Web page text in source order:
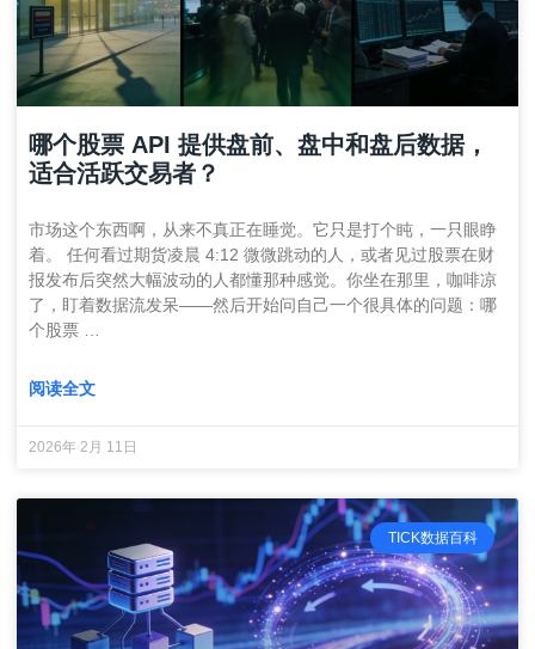
哪个股票 API 提供盘前、盘中和盘后数据，
适合活跃交易者？
市场这个东西啊，从来不真正在睡觉。它只是打个盹，一只眼睁
着。 任何看过期货凌晨 4:12 微微跳动的人，或者见过股票在财
报发布后突然大幅波动的人都懂那种感觉。你坐在那里，咖啡凉
了，盯着数据流发呆——然后开始问自己一个很具体的问题：哪
个股票 …
阅读全文
2026年 2月 11日
TICK数据百科